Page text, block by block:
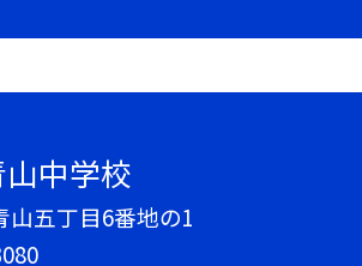
中学校
山五丁目6番地の1